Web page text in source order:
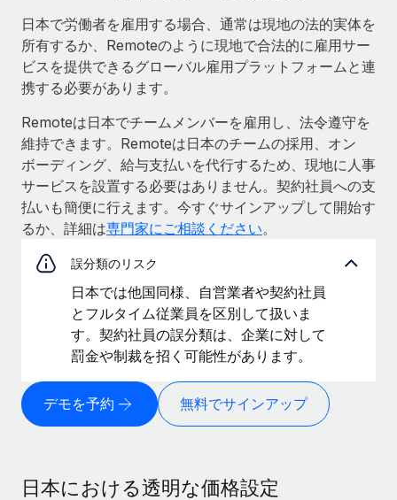
日本で労働者を雇用する場合、通常は現地の法的実体を
所有するか、Remoteのように現地で合法的に雇用サー
ビスを提供できるグローバル雇用プラットフォームと連
携する必要があります。
Remoteは日本でチームメンバーを雇用し、法令遵守を
維持できます。Remoteは日本のチームの採用、オン
ボーディング、給与支払いを代行するため、現地に人事
サービスを設置する必要はありません。契約社員への支
払いも簡便に行えます。今すぐサインアップして開始す
るか、詳細は専門家にご相談ください。
誤分類のリスク
日本では他国同様、自営業者や契約社員
とフルタイム従業員を区別して扱いま
す。契約社員の誤分類は、企業に対して
罰金や制裁を招く可能性があります。
デモを予約 無料でサインアップ
日本における透明な価格設定